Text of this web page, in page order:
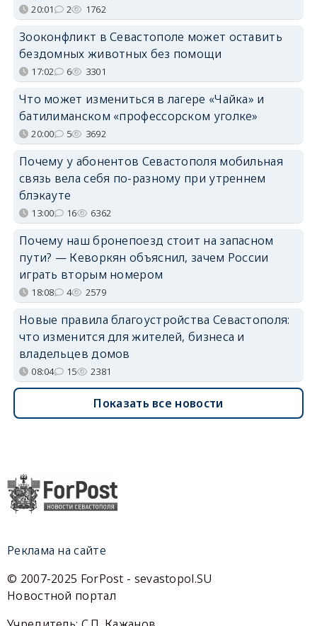
20:01 2 1762
Зооконфликт в Севастополе может оставить
бездомных животных без помощи
17:02 6 3301
Что может измениться в лагере «Чайка» и
батилиманском «профессорском уголке»
20:00 5 3692
Почему у абонентов Севастополя мобильная
связь вела себя по-разному при утреннем
блэкауте
13:00 16 6362
Почему наш бронепоезд стоит на запасном
пути? — Кеворкян объяснил, зачем России
играть вторым номером
18:08 4 2579
Новые правила благоустройства Севастополя:
что изменится для жителей, бизнеса и
владельцев домов
08:04 15 2381
Показать все новости
Реклама на сайте
© 2007-2025 ForPost - sevastopol.SU
Новостной портал